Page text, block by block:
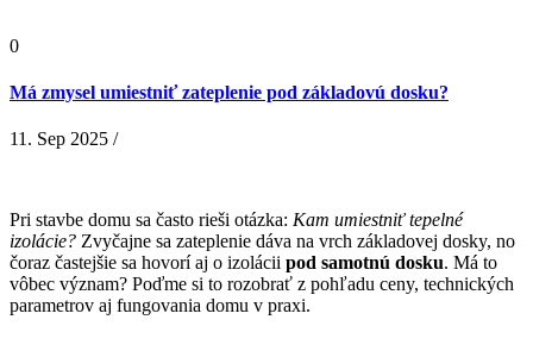
0
Má zmysel umiestniť zateplenie pod základovú dosku?
11. Sep 2025 /
Pri stavbe domu sa často rieši otázka: Kam umiestniť tepelné
izolácie? Zvyčajne sa zateplenie dáva na vrch základovej dosky, no
čoraz častejšie sa hovorí aj o izolácii pod samotnú dosku. Má to
vôbec význam? Poďme si to rozobrať z pohľadu ceny, technických
parametrov aj fungovania domu v praxi.